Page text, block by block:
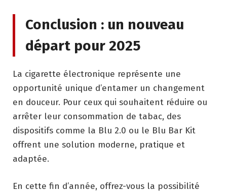
Conclusion : un nouveau
départ pour 2025
La cigarette électronique représente une
opportunité unique d’entamer un changement
en douceur. Pour ceux qui souhaitent réduire ou
arrêter leur consommation de tabac, des
dispositifs comme la Blu 2.0 ou le Blu Bar Kit
offrent une solution moderne, pratique et
adaptée.
En cette fin d’année, offrez-vous la possibilité